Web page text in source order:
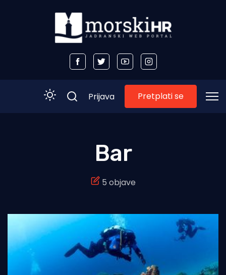
Turizam i nautika
Pomorstvo
Prijava Pretplati se
Bar
5 objave